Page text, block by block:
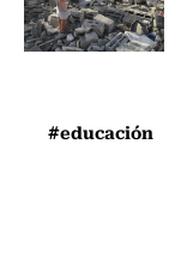
#educación